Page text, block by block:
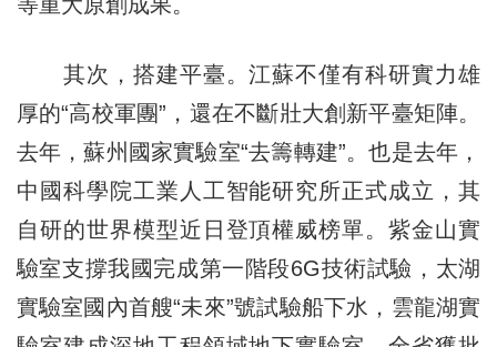
其次，搭建平臺。江蘇不僅有科研實力雄
厚的“高校軍團”，還在不斷壯大創新平臺矩陣。
去年，蘇州國家實驗室“去籌轉建”。也是去年，
中國科學院工業人工智能研究所正式成立，其
自研的世界模型近日登頂權威榜單。紫金山實
驗室支撐我國完成第一階段6G技術試驗，太湖
實驗室國內首艘“未來”號試驗船下水，雲龍湖實